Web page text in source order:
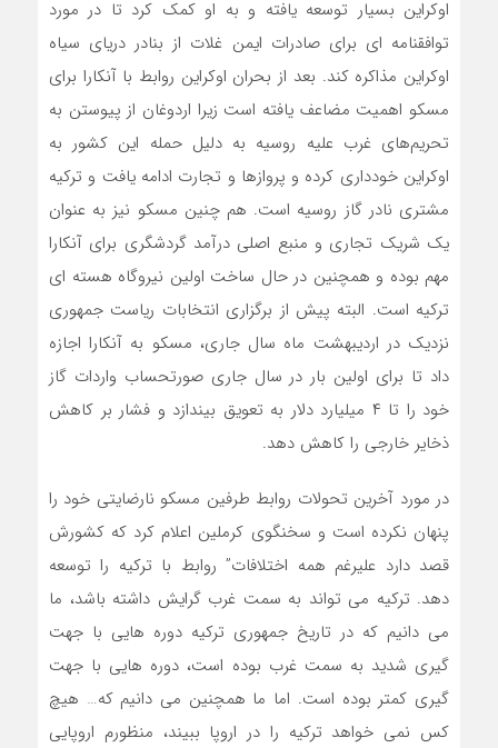
اوکراین بسیار توسعه یافته و به او کمک کرد تا در مورد
توافقنامه ای برای صادرات ایمن غلات از بنادر دریای سیاه
اوکراین مذاکره کند. بعد از بحران اوکراین روابط با آنکارا برای
مسکو اهمیت مضاعف یافته است زیرا اردوغان از پیوستن به
تحریم‌های غرب علیه روسیه به دلیل حمله این کشور به
اوکراین خودداری کرده و پروازها و تجارت ادامه یافت و ترکیه
مشتری نادر گاز روسیه است. هم چنین مسکو نیز به عنوان
یک شریک تجاری و منبع اصلی درآمد گردشگری برای آنکارا
مهم بوده و همچنین در حال ساخت اولین نیروگاه هسته ای
ترکیه است. البته پیش از برگزاری انتخابات ریاست جمهوری
نزدیک در اردیبهشت ماه سال جاری، مسکو به آنکارا اجازه
داد تا برای اولین بار در سال جاری صورتحساب واردات گاز
خود را تا ۴ میلیارد دلار به تعویق بیندازد و فشار بر کاهش
ذخایر خارجی را کاهش دهد.
در مورد آخرین تحولات روابط طرفین مسکو نارضایتی خود را
پنهان نکرده است و سخنگوی کرملین اعلام کرد که کشورش
قصد دارد علیرغم همه اختلافات” روابط با ترکیه را توسعه
دهد. ترکیه می تواند به سمت غرب گرایش داشته باشد، ما
می دانیم که در تاریخ جمهوری ترکیه دوره هایی با جهت
گیری شدید به سمت غرب بوده است، دوره هایی با جهت
گیری کمتر بوده است. اما ما همچنین می دانیم که… هیچ
کس نمی خواهد ترکیه را در اروپا ببیند، منظورم اروپایی